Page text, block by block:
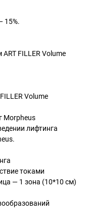
15%.
FILLER Volume
Volume
Morpheus
лифтинга
токами
— 1 зона (10*10 см)